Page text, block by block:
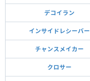
デコイラン
インサイドレシーバー
チャンスメイカー
クロサー